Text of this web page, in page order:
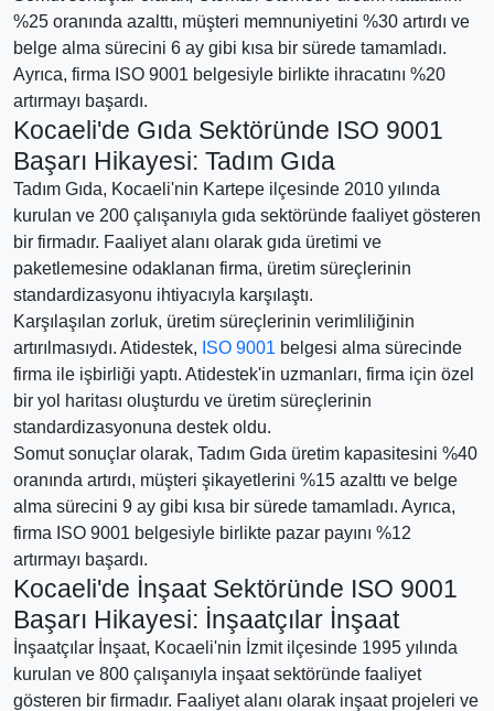
%25 oranında azalttı, müşteri memnuniyetini %30 artırdı ve
belge alma sürecini 6 ay gibi kısa bir sürede tamamladı.
Ayrıca, firma ISO 9001 belgesiyle birlikte ihracatını %20
artırmayı başardı.
Kocaeli'de Gıda Sektöründe ISO 9001
Başarı Hikayesi: Tadım Gıda
Tadım Gıda, Kocaeli'nin Kartepe ilçesinde 2010 yılında
kurulan ve 200 çalışanıyla gıda sektöründe faaliyet gösteren
bir firmadır. Faaliyet alanı olarak gıda üretimi ve
paketlemesine odaklanan firma, üretim süreçlerinin
standardizasyonu ihtiyacıyla karşılaştı.
Karşılaşılan zorluk, üretim süreçlerinin verimliliğinin
artırılmasıydı. Atidestek, ISO 9001 belgesi alma sürecinde
firma ile işbirliği yaptı. Atidestek'in uzmanları, firma için özel
bir yol haritası oluşturdu ve üretim süreçlerinin
standardizasyonuna destek oldu.
Somut sonuçlar olarak, Tadım Gıda üretim kapasitesini %40
oranında artırdı, müşteri şikayetlerini %15 azalttı ve belge
alma sürecini 9 ay gibi kısa bir sürede tamamladı. Ayrıca,
firma ISO 9001 belgesiyle birlikte pazar payını %12
artırmayı başardı.
Kocaeli'de İnşaat Sektöründe ISO 9001
Başarı Hikayesi: İnşaatçılar İnşaat
İnşaatçılar İnşaat, Kocaeli'nin İzmit ilçesinde 1995 yılında
kurulan ve 800 çalışanıyla inşaat sektöründe faaliyet
gösteren bir firmadır. Faaliyet alanı olarak inşaat projeleri ve